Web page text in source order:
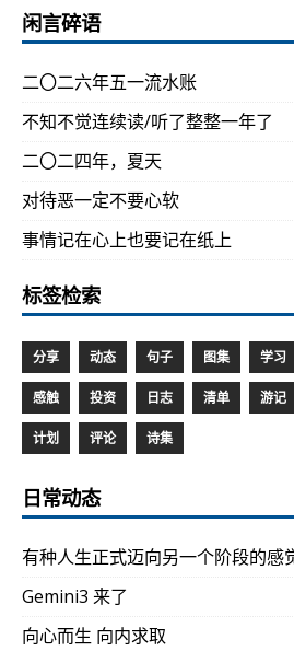
闲言碎语
二〇二六年五一流水账
不知不觉连续读/听了整整一年了
二〇二四年，夏天
对待恶一定不要心软
事情记在心上也要记在纸上
标签检索
分享 动态 句子 图集 学习
感触 投资 日志 清单 游记
计划 评论 诗集
日常动态
有种人生正式迈向另一个阶段的感
Gemini3 来了
向心而生 向内求取